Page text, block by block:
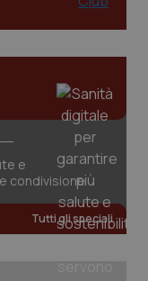
e
condivisione
Tutti gli speciali